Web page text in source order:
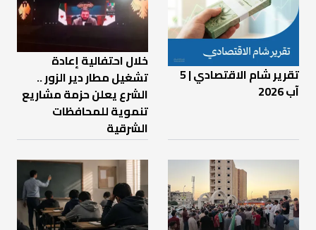
تقرير شام الاقتصادي | 5
آب 2026
خلال احتفالية إعادة
تشغيل مطار دير الزور ..
الشرع يعلن حزمة مشاريع
تنموية للمحافظات
الشرقية